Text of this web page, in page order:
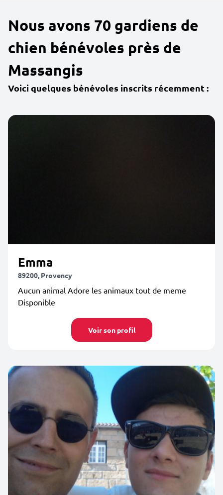
Nous avons 70 gardiens de
chien bénévoles près de
Massangis
Voici quelques bénévoles inscrits récemment :
Emma
89200, Provency
Aucun animal Adore les animaux tout de meme
Disponible
Voir son profil